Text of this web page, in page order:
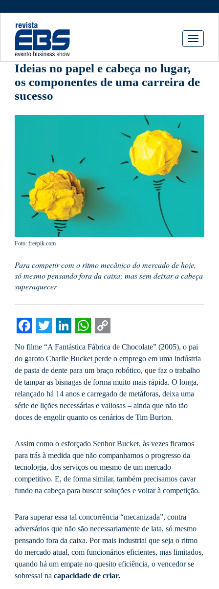
Toggle
Ideias no papel e cabeça no lugar,
os componentes de uma carreira de
sucesso
Foto: freepik.com
Para competir com o ritmo mecânico do mercado de hoje,
só mesmo pensando fora da caixa; mas sem deixar a cabeça
superaquecer
Facebook
Twitter
LinkedIn
WhatsApp
Copy
Link
No filme “A Fantástica Fábrica de Chocolate” (2005), o pai
do garoto Charlie Bucket perde o emprego em uma indústria
de pasta de dente para um braço robótico, que faz o trabalho
de tampar as bisnagas de forma muito mais rápida. O longa,
relançado há 14 anos e carregado de metáforas, deixa uma
série de lições necessárias e valiosas – ainda que não tão
doces de engolir quanto os cenários de Tim Burton.
Assim como o esforçado Senhor Bucket, às vezes ficamos
para trás à medida que não companhamos o progresso da
tecnologia, dos serviços ou mesmo de um mercado
competitivo. E, de forma similar, também precisamos cavar
fundo na cabeça para buscar soluções e voltar à competição.
Para superar essa tal concorrência “mecanizada”, contra
adversários que não são necessariamente de lata, só mesmo
pensando fora da caixa. Por mais industrial que seja o ritmo
do mercado atual, com funcionários eficientes, mas limitados,
quando há um empate no quesito eficiência, o vencedor se
sobressai na capacidade de criar.